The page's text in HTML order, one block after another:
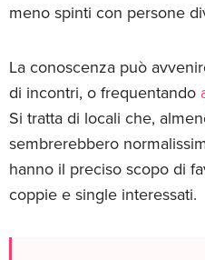
meno spinti con persone
La conoscenza può
di incontri, o frequentando
Si tratta di locali che,
sembrerebbero
hanno il preciso scopo di
coppie e single interessati.